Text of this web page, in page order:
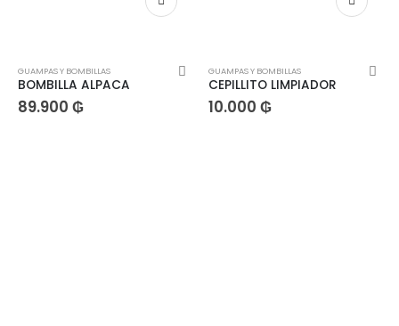
GUAMPAS Y BOMBILLAS
BOMBILLA ALPACA
89.900 ₲
GUAMPAS Y BOMBILLAS
CEPILLITO LIMPIADOR
10.000 ₲